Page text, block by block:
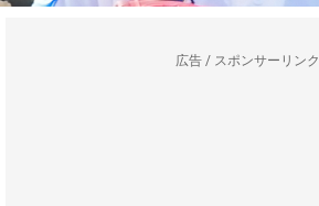
広告 / スポンサーリンク